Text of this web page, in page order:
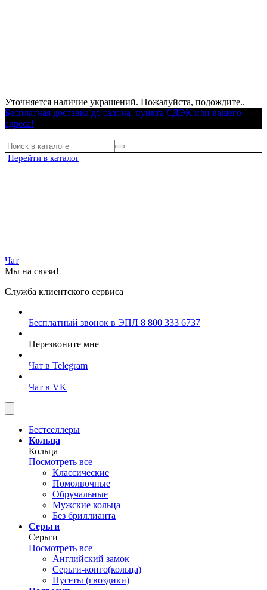
Уточняется наличие украшений. Пожалуйста, подождите..
Бесплатная доставка до салона, пункта СДЭК или вашего
адреса!
Перейти в каталог
Чат
Мы на связи!
Служба клиентского сервиса
Бесплатный звонок в ЭПЛ 8 800 333 6737
Перезвоните мне
Чат в Telegram
Чат в VK
Бестселлеры
Кольца
Кольца
Посмотреть все
Классические
Помолвочные
Обручальные
Мужские кольца
Без бриллианта
Серьги
Серьги
Посмотреть все
Английский замок
Серьги-конго(кольца)
Пусеты (гвоздики)